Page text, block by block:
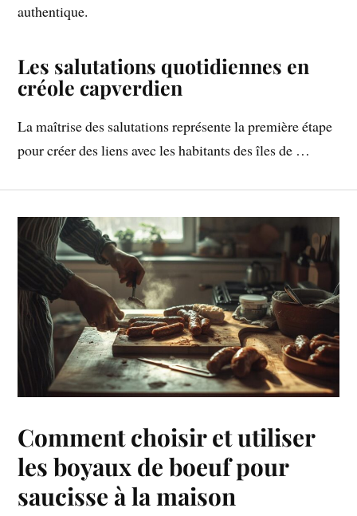
authentique.
Les salutations quotidiennes en
créole capverdien
La maîtrise des salutations représente la première étape
pour créer des liens avec les habitants des îles de …
Comment choisir et utiliser
les boyaux de boeuf pour
saucisse à la maison